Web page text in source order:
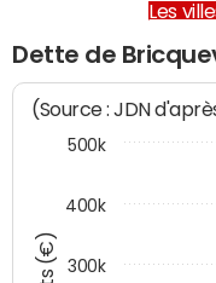
Les
Dette de
(Source : JDN
300k
400k
500k